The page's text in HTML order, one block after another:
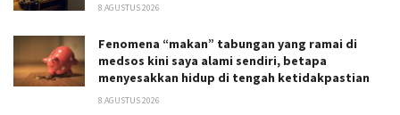
8 AGUSTUS 2026
Fenomena “makan” tabungan yang ramai di
medsos kini saya alami sendiri, betapa
menyesakkan hidup di tengah ketidakpastian
8 AGUSTUS 2026